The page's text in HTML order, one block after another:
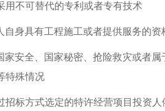
用不可替代的专利或者专有技术
自身具有工程施工或者提供服务的
家安全、国家秘密、抢险救灾或者
特殊情况
招标方式选定的特许经营项目投资